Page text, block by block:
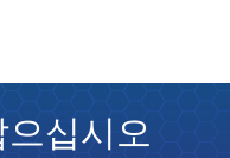
십시오